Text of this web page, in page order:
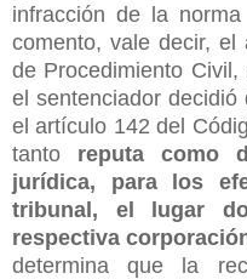
infracción de la
comento, vale decir,
de Procedimiento
el sentenciador decidió
el artículo 142 del
tanto reputa como
jurídica, para los
tribunal, el lugar
respectiva
determina que la